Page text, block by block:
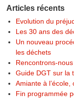
Articles récents
Evolution du
Les 30 ans des
Un nouveau
les déchets
Rencontrons-
Guide DGT sur la
Amiante à
Fin programmée